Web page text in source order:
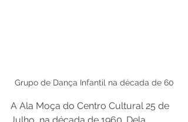
Grupo de Dança Infantil na década de 60
A Ala Moça do Centro Cultural 25 de
Julho, na década de 1960. Dela